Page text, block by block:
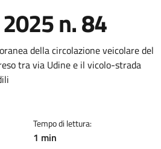
n. 84
della circolazione veicolare del
tra via Udine e il vicolo-strada
Tempo di lettura:
1 min